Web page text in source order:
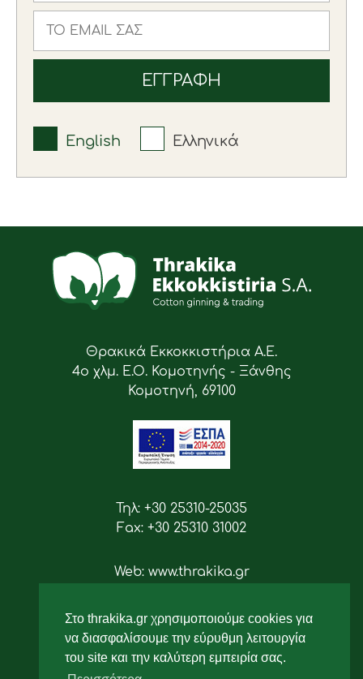
Στο thrakika.gr χρησιμοποιούμε cookies για
να διασφαλίσουμε την εύρυθμη λειτουργία
του site και την καλύτερη εμπειρία σας.
English Ελληνικά
Θρακικά Εκκοκκιστήρια Α.Ε.
4ο χλμ. Ε.Ο. Κομοτηνής - Ξάνθης
Κομοτηνή, 69100
Τηλ: +30 25310-25035
Fax: +30 25310 31002
Web: www.thrakika.gr
Ακολουθήστε μας